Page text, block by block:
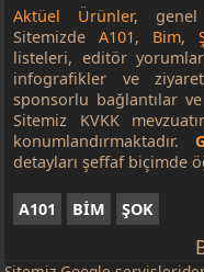
Aktüel Ürünler, genel
SitemizdeA101, Bim,
listeleri, editör
infografikler ve
sponsorlu bağlantılar
Sitemiz KVKK
konumlandırmaktadır.
detayları şeffaf biçimde
A101 BİM ŞOK